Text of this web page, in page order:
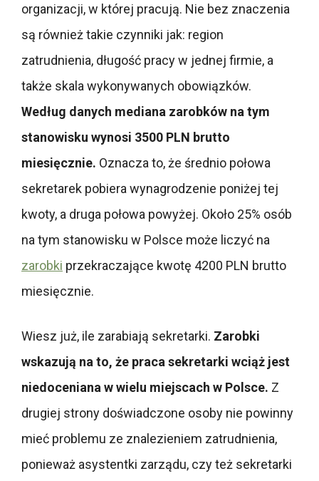
organizacji, w której pracują. Nie bez znaczenia
są również takie czynniki jak: region
zatrudnienia, długość pracy w jednej firmie, a
także skala wykonywanych obowiązków.
Według danych mediana zarobków na tym
stanowisku wynosi 3500 PLN brutto
miesięcznie. Oznacza to, że średnio połowa
sekretarek pobiera wynagrodzenie poniżej tej
kwoty, a druga połowa powyżej. Około 25% osób
na tym stanowisku w Polsce może liczyć na
zarobki przekraczające kwotę 4200 PLN brutto
miesięcznie.
Wiesz już, ile zarabiają sekretarki. Zarobki
wskazują na to, że praca sekretarki wciąż jest
niedoceniana w wielu miejscach w Polsce. Z
drugiej strony doświadczone osoby nie powinny
mieć problemu ze znalezieniem zatrudnienia,
ponieważ asystentki zarządu, czy też sekretarki